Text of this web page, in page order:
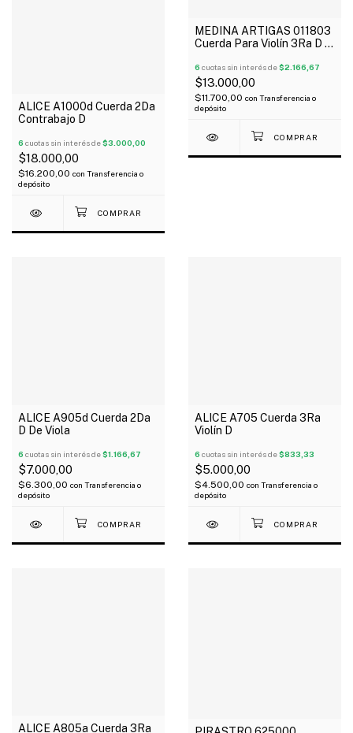
ALICE A1000d Cuerda 2Da
Contrabajo D
6 cuotas sin interés de$3.000,00
$18.000,00
$16.200,00 con Transferencia o
depósito
MEDINA ARTIGAS 011803
Cuerda Para Violín 3Ra D X
6 cuotas sin interés de$2.166,67
$13.000,00
$11.700,00 con Transferencia o
depósito
ALICE A905d Cuerda 2Da
D De Viola
6 cuotas sin interés de$1.166,67
$7.000,00
$6.300,00 con Transferencia o
depósito
ALICE A705 Cuerda 3Ra
Violín D
6 cuotas sin interés de$833,33
$5.000,00
$4.500,00 con Transferencia o
depósito
ALICE A805a Cuerda 3Ra